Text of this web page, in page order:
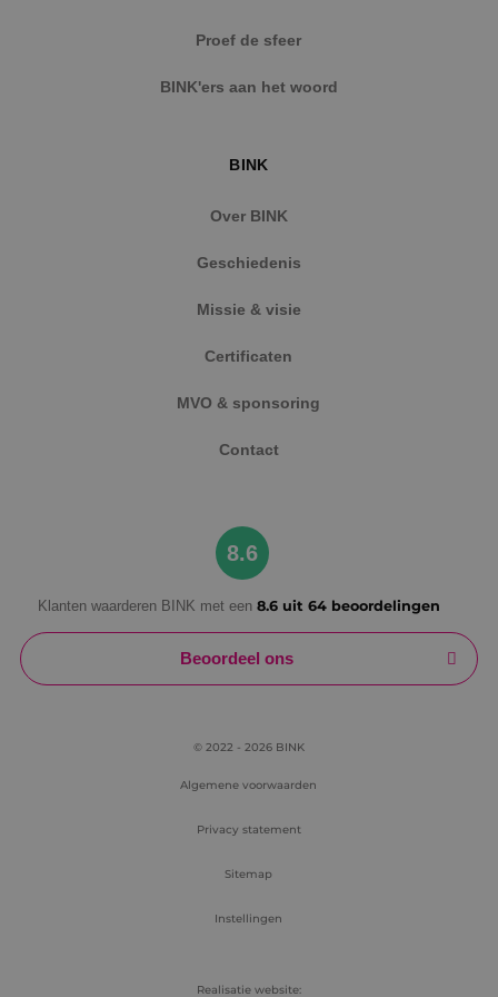
Proef de sfeer
BINK'ers aan het woord
BINK
Over BINK
Geschiedenis
Missie & visie
Certificaten
MVO & sponsoring
Contact
8.6
Klanten waarderen BINK met een 8.6 uit 64 beoordelingen
Beoordeel ons
© 2022 - 2026 BINK
Algemene voorwaarden
Privacy statement
Sitemap
Instellingen
Realisatie website:
Strikt noodzakelijke cookies maken de
website kan niet goed worden gebruikt zonder de
weken